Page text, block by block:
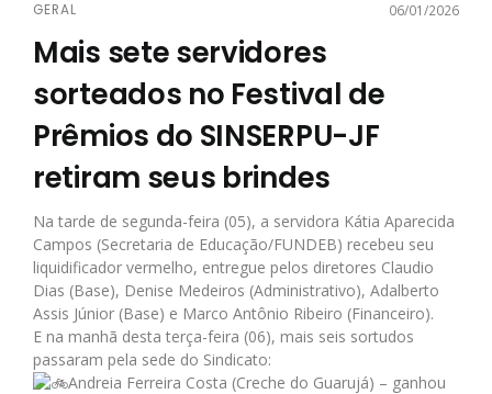
GERAL 06/01/2026
Mais sete servidores
sorteados no Festival de
Prêmios do SINSERPU-JF
retiram seus brindes
Na tarde de segunda-feira (05), a servidora Kátia Aparecida
Campos (Secretaria de Educação/FUNDEB) recebeu seu
liquidificador vermelho, entregue pelos diretores Claudio
Dias (Base), Denise Medeiros (Administrativo), Adalberto
Assis Júnior (Base) e Marco Antônio Ribeiro (Financeiro).
E na manhã desta terça-feira (06), mais seis sortudos
passaram pela sede do Sindicato:
Andreia Ferreira Costa (Creche do Guarujá) – ganhou